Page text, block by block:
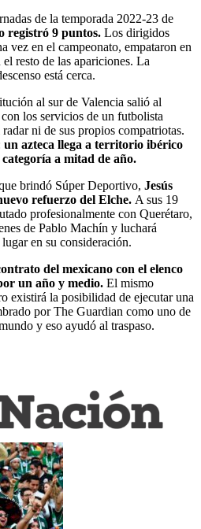
de la temporada 2022-23 de
registró 9 puntos. Los dirigidos
vez en el campeonato, empataron en
resto de las apariciones. La
está cerca.
al sur de Valencia salió al
los servicios de un futbolista
ni de sus propios compatriotas.
un azteca llega a territorio ibérico
a mitad de año.
brindó Súper Deportivo, Jesús
refuerzo del Elche. A sus 19
profesionalmente con Querétaro,
de Pablo Machín y luchará
en su consideración.
del mexicano con el elenco
un año y medio. El mismo
existirá la posibilidad de ejecutar una
por The Guardian como uno de
y eso ayudó al traspaso.